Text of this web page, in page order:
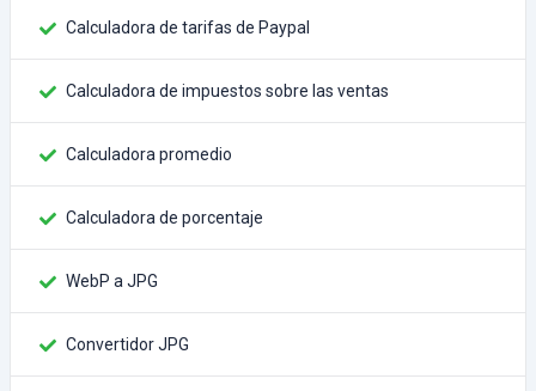
Calculadora de tarifas de Paypal
Calculadora de impuestos sobre las ventas
Calculadora promedio
Calculadora de porcentaje
WebP a JPG
Convertidor JPG